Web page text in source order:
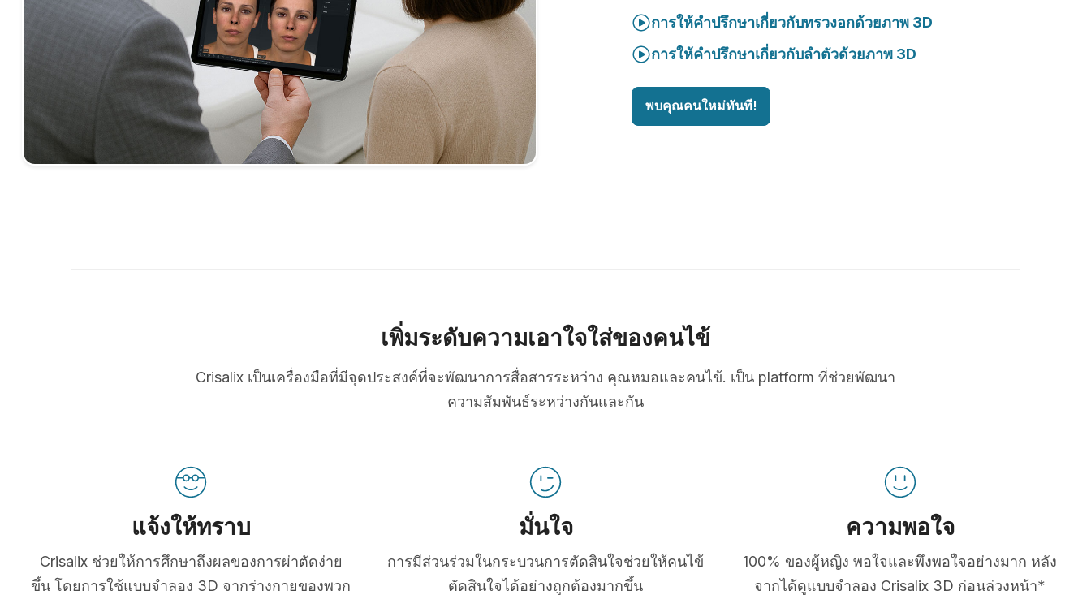
การให้คำปรึกษาเกี่ยวกับทรวงอกด้วยภาพ 3D
การให้คำปรึกษาเกี่ยวกับลำตัวด้วยภาพ 3D
พบคุณคนใหม่ทันที!
เพิ่มระดับความเอาใจใส่ของคนไข้
Crisalix เป็นเครื่องมือที่มีจุดประสงค์ที่จะพัฒนาการสื่อสารระหว่าง คุณหมอและคนไข้. เป็น platform ที่ช่วยพัฒนา
ความสัมพันธ์ระหว่างกันและกัน
แจ้งให้ทราบ
Crisalix ช่วยให้การศึกษาถึงผลของการผ่าตัดง่าย
ขึ้น โดยการใช้แบบจำลอง 3D จากร่างกายของพวก
มั่นใจ
การมีส่วนร่วมในกระบวนการตัดสินใจช่วยให้คนไข้
ตัดสินใจได้อย่างถูกต้องมากขึ้น
ความพอใจ
100% ของผู้หญิง พอใจและพึงพอใจอย่างมาก หลัง
จากได้ดูแบบจำลอง Crisalix 3D ก่อนล่วงหน้า*